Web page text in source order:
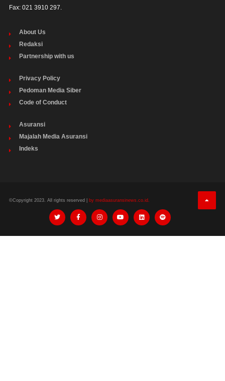
Fax: 021 3910 297.
About Us
Redaksi
Partnership with us
Privacy Policy
Pedoman Media Siber
Code of Conduct
Asuransi
Majalah Media Asuransi
Indeks
©Copyright 2023. All rights reserved | by mediaasuransinews.co.id.